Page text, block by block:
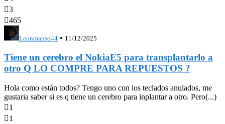
3
465
Leonmanso44 • 11/12/2025
Tiene un cerebro el NokiaE5 para transplantarlo a
otro Q LO COMPRE PARA REPUESTOS ?
Hola como están todos? Tengo uno con los teclados anulados, me
gustaria saber si es q tiene un cerebro para inplantar a otro. Pero(...)
1
1